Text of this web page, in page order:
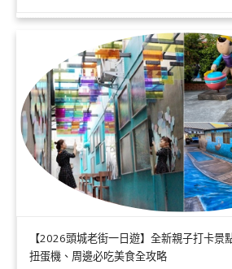
【2026頭城老街一日遊】全新親子打卡景
扭蛋機、周邊必吃美食全攻略